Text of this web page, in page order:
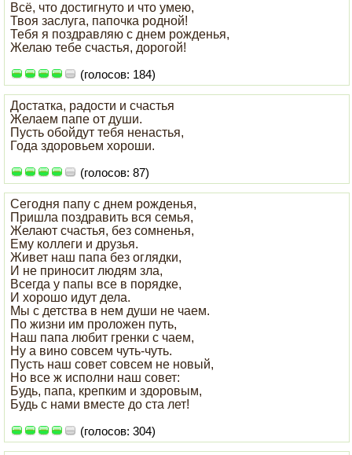
Всё, что достигнуто и что умею,
Твоя заслуга, папочка родной!
Тебя я поздравляю с днем рожденья,
Желаю тебе счастья, дорогой!
(голосов: 184)
Достатка, радости и счастья
Желаем папе от души.
Пусть обойдут тебя ненастья,
Года здоровьем хороши.
(голосов: 87)
Сегодня папу с днем рожденья,
Пришла поздравить вся семья,
Желают счастья, без сомненья,
Ему коллеги и друзья.
Живет наш папа без оглядки,
И не приносит людям зла,
Всегда у папы все в порядке,
И хорошо идут дела.
Мы с детства в нем души не чаем.
По жизни им проложен путь,
Наш папа любит гренки с чаем,
Ну а вино совсем чуть-чуть.
Пусть наш совет совсем не новый,
Но все ж исполни наш совет:
Будь, папа, крепким и здоровым,
Будь с нами вместе до ста лет!
(голосов: 304)